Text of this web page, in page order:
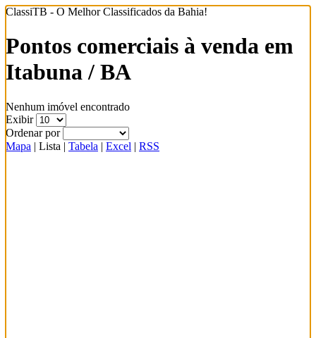
ClassiTB - O Melhor Classificados da Bahia!
Pontos comerciais à venda em
Itabuna / BA
Nenhum imóvel encontrado
Exibir
Ordenar por
Mapa | Lista | Tabela | Excel | RSS